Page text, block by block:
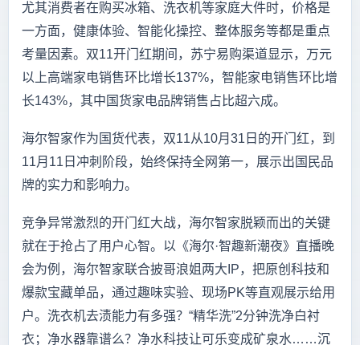
尤其消费者在购买冰箱、洗衣机等家庭大件时，价格是
一方面，健康体验、智能化操控、整体服务等都是重点
考量因素。双11开门红期间，苏宁易购渠道显示，万元
以上高端家电销售环比增长137%，智能家电销售环比增
长143%，其中国货家电品牌销售占比超六成。
海尔智家作为国货代表，双11从10月31日的开门红，到
11月11日冲刺阶段，始终保持全网第一，展示出国民品
牌的实力和影响力。
竞争异常激烈的开门红大战，海尔智家脱颖而出的关键
就在于抢占了用户心智。以《海尔·智趣新潮夜》直播晚
会为例，海尔智家联合披哥浪姐两大IP，把原创科技和
爆款宝藏单品，通过趣味实验、现场PK等直观展示给用
户。洗衣机去渍能力有多强？“精华洗”2分钟洗净白衬
衣；净水器靠谱么？净水科技让可乐变成矿泉水……沉